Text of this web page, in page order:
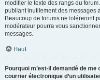
modifier le texte des rangs du
publiant inutilement des messages
Beaucoup de forums ne toléreront
modérateur pourra vous
messages.
Haut
Pourquoi m’est-il demandé de
courrier électronique d’un